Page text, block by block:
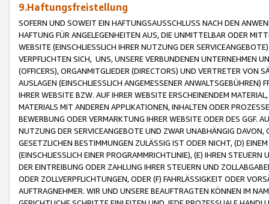
9.Haftungsfreistellung
SOFERN UND SOWEIT EIN HAFTUNGSAUSSCHLUSS NACH DEN
HAFTUNG FÜR ANGELEGENHEITEN AUS, DIE UNMITTELBAR ODER
WEBSITE (EINSCHLIESSLICH IHRER NUTZUNG DER
VERPFLICHTEN SICH, UNS, UNSERE VERBUNDENEN UNTERNEHMEN
(OFFICERS), ORGANMITGLIEDER (DIRECTORS) UND VERTRETER VON
AUSLAGEN (EINSCHLIESSLICH ANGEMESSENER
IHRER WEBSITE BZW. AUF IHRER WEBSITE ERSCHEINENDEM
MATERIALS MIT ANDEREN APPLIKATIONEN, INHALTEN ODER
BEWERBUNG ODER VERMARKTUNG IHRER WEBSITE ODER DES GGF.
NUTZUNG DER SERVICEANGEBOTE UND ZWAR UNABHÄNGIG
GESETZLICHEN BESTIMMUNGEN ZULÄSSIG IST ODER NICHT, (D)
(EINSCHLIESSLICH EINER PROGRAMMRICHTLINIE), (E) IHREN
DER EINTREIBUNG ODER ZAHLUNG IHRER STEUERN UND
ODER ZOLLVERPFLICHTUNGEN, ODER (F) FAHRLÄSSIGKEIT ODER
AUFTRAGNEHMER. WIR UND UNSERE BEAUFTRAGTEN KÖNNEN IM